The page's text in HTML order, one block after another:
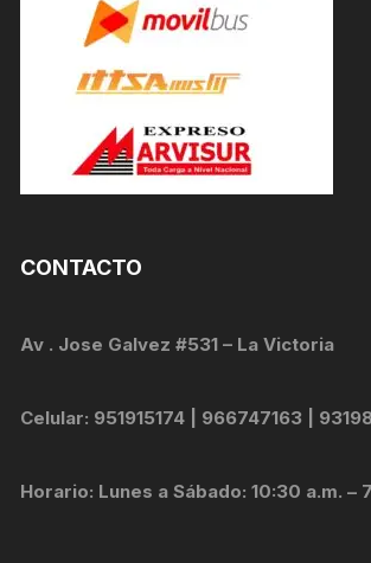
CONTACTO
Av . Jose Galvez #531 – La Victoria
Celular: 951915174 | 966747163 |
Horario: Lunes a Sábado: 10:30 a.m. –